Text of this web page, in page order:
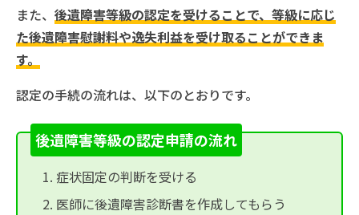
また、 後遺障害等級の認定を受けることで、等級に応じ
た後遺障害慰謝料や逸失利益を受け取ることができま
す。
認定の手続の流れは、以下のとおりです。
後遺障害等級の認定申請の流れ
症状固定の判断を受ける
医師に後遺障害診断書を作成してもらう